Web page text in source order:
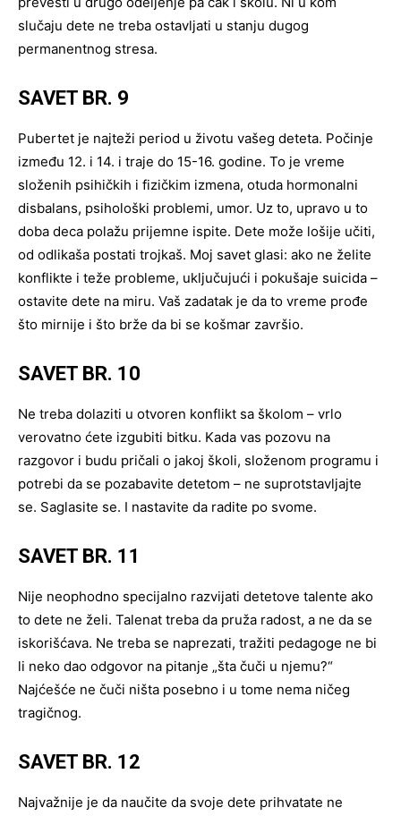
slučaju dete ne treba ostavljati u stanju dugog
permanentnog stresa.
SAVET BR. 9
Pubertet je najteži period u životu vašeg deteta. Počinje
između 12. i 14. i traje do 15-16. godine. To je vreme
složenih psihičkih i fizičkim izmena, otuda hormonalni
disbalans, psihološki problemi, umor. Uz to, upravo u to
doba deca polažu prijemne ispite. Dete može lošije učiti,
od odlikaša postati trojkaš. Moj savet glasi: ako ne želite
konflikte i teže probleme, uključujući i pokušaje suicida –
ostavite dete na miru. Vaš zadatak je da to vreme prođe
što mirnije i što brže da bi se košmar završio.
SAVET BR. 10
Ne treba dolaziti u otvoren konflikt sa školom – vrlo
verovatno ćete izgubiti bitku. Kada vas pozovu na
razgovor i budu pričali o jakoj školi, složenom programu i
potrebi da se pozabavite detetom – ne suprotstavljajte
se. Saglasite se. I nastavite da radite po svome.
SAVET BR. 11
Nije neophodno specijalno razvijati detetove talente ako
to dete ne želi. Talenat treba da pruža radost, a ne da se
iskorišćava. Ne treba se naprezati, tražiti pedagoge ne bi
li neko dao odgovor na pitanje „šta čuči u njemu?“
Najćešće ne čuči ništa posebno i u tome nema ničeg
tragičnog.
SAVET BR. 12
Najvažnije je da naučite da svoje dete prihvatate ne